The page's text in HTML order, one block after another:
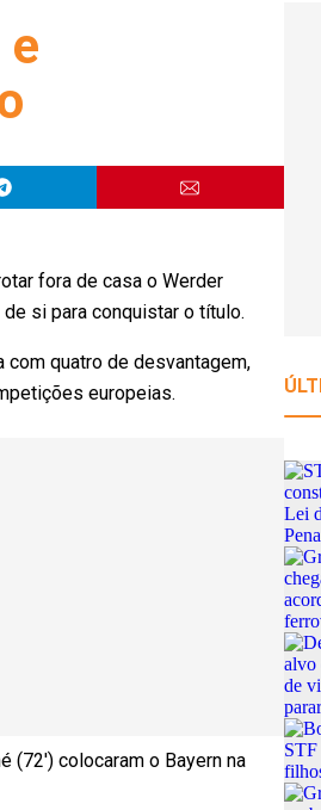
e
fora de casa o Werder
si para conquistar o título.
com quatro de desvantagem,
europeias.
(72′) colocaram o Bayern na